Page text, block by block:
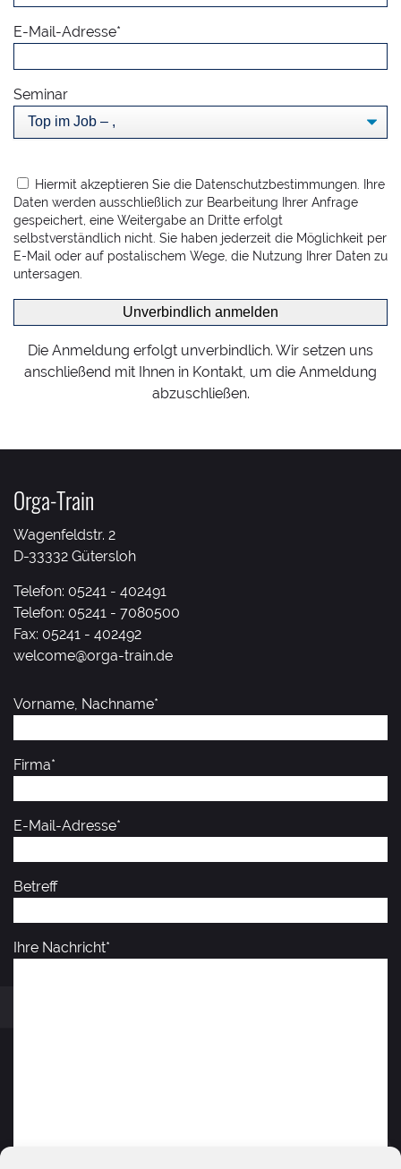
E-Mail-Adresse*
Seminar
Hiermit akzeptieren Sie die Datenschutzbestimmungen. Ihre
Daten werden ausschließlich zur Bearbeitung Ihrer Anfrage
gespeichert, eine Weitergabe an Dritte erfolgt
selbstverständlich nicht. Sie haben jederzeit die Möglichkeit per
E-Mail oder auf postalischem Wege, die Nutzung Ihrer Daten zu
untersagen.
Die Anmeldung erfolgt unverbindlich. Wir setzen uns
anschließend mit Ihnen in Kontakt, um die Anmeldung
abzuschließen.
Orga-Train
Wagenfeldstr. 2
D-33332 Gütersloh
Telefon: 05241 - 402491
Telefon: 05241 - 7080500
Fax: 05241 - 402492
welcome@orga-train.de
Vorname, Nachname*
Firma*
E-Mail-Adresse*
Betreff
Ihre Nachricht*